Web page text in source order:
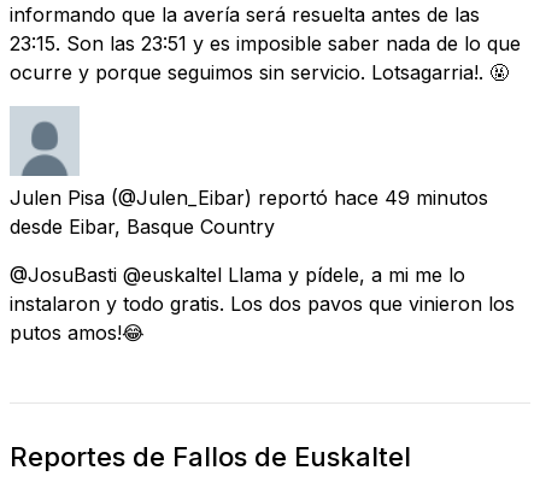
informando que la avería será resuelta antes de las
23:15. Son las 23:51 y es imposible saber nada de lo que
ocurre y porque seguimos sin servicio. Lotsagarria!. 🤬
Julen Pisa (@Julen_Eibar) reportó hace 49 minutos
desde Eibar, Basque Country
@JosuBasti @euskaltel Llama y pídele, a mi me lo
instalaron y todo gratis. Los dos pavos que vinieron los
putos amos!😂
Reportes de Fallos de Euskaltel